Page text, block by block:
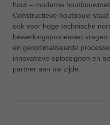
USA
english
Việt
tiếng việt
中国
hout – moderne
Constructieve houtbouw
ook voor hoge technische
bewerkingsprocessen
en geoptimaliseerde
innovatieve oplossignen en
partner aan uw zijde.